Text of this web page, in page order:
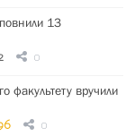
13
0
факультету вручили
0